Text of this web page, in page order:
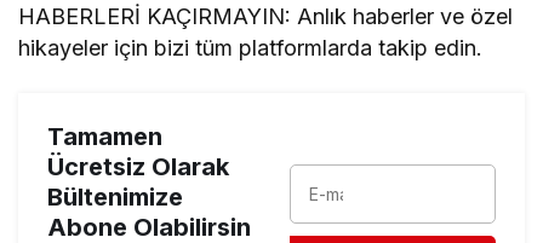
HABERLERİ KAÇIRMAYIN: Anlık haberler ve özel
hikayeler için bizi tüm platformlarda takip edin.
Tamamen
Ücretsiz Olarak
Bültenimize
Abone Olabilirsin